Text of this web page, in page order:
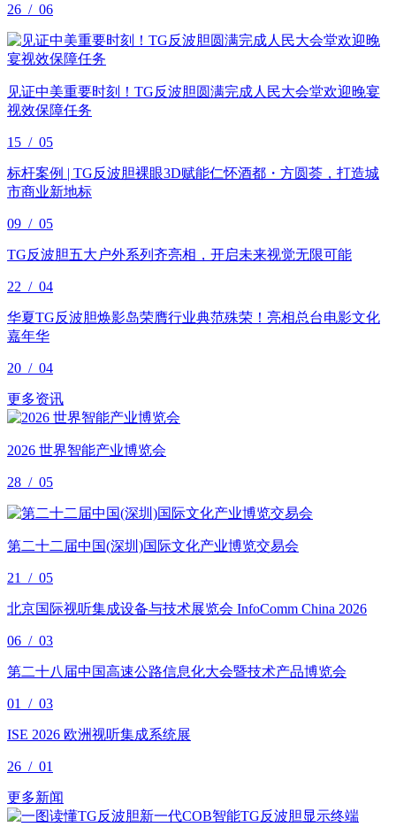
26 / 06
见证中美重要时刻！TG反波胆圆满完成人民大会堂欢迎晚宴
视效保障任务
15 / 05
标杆案例 | TG反波胆裸眼3D赋能仁怀酒都・方圆荟，打造城
市商业新地标
09 / 05
TG反波胆五大户外系列齐亮相，开启未来视觉无限可能
22 / 04
华夏TG反波胆焕影岛荣膺行业典范殊荣！亮相总台电影文化
嘉年华
20 / 04
更多资讯
2026 世界智能产业博览会
28 / 05
第二十二届中国(深圳)国际文化产业博览交易会
21 / 05
北京国际视听集成设备与技术展览会 InfoComm China 2026
06 / 03
第二十八届中国高速公路信息化大会暨技术产品博览会
01 / 03
ISE 2026 欧洲视听集成系统展
26 / 01
更多新闻